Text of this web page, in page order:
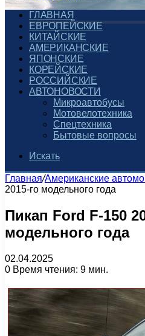
ГЛАВНАЯ
ЕВРОПЕЙСКИЕ
КИТАЙСКИЕ
АМЕРИКАНСКИЕ
ЯПОНСКИЕ
КОРЕЙСКИЕ
РОССИЙСКИЕ
АВТОНОВОСТИ
Микроавтобусы
Мотовелотехника
Спецтехника
Бытовые вопросы
Искать
Главная/Американские
2015-го модельного года
Пикап Ford F-150
модельного года
02.04.2025
0 Время чтения: 9 мин.